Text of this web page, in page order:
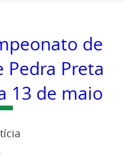
de
Pedra Preta
13 de maio